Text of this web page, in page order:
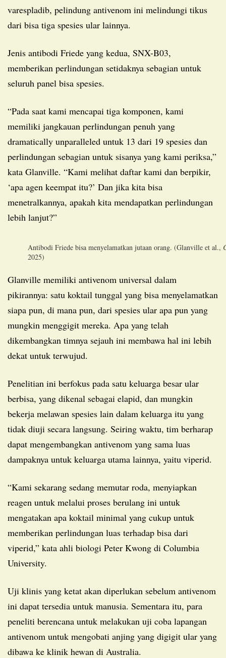
varespladib, pelindung antivenom ini melindungi tikus
dari bisa tiga spesies ular lainnya.
Jenis antibodi Friede yang kedua, SNX-B03,
memberikan perlindungan setidaknya sebagian untuk
seluruh panel bisa spesies.
“Pada saat kami mencapai tiga komponen, kami
memiliki jangkauan perlindungan penuh yang
dramatically unparalleled untuk 13 dari 19 spesies dan
perlindungan sebagian untuk sisanya yang kami periksa,”
kata Glanville. “Kami melihat daftar kami dan berpikir,
‘apa agen keempat itu?’ Dan jika kita bisa
menetralkannya, apakah kita mendapatkan perlindungan
lebih lanjut?”
Antibodi Friede bisa menyelamatkan jutaan orang. (Glanville et al.,
2025)
Glanville memiliki antivenom universal dalam
pikirannya: satu koktail tunggal yang bisa menyelamatkan
siapa pun, di mana pun, dari spesies ular apa pun yang
mungkin menggigit mereka. Apa yang telah
dikembangkan timnya sejauh ini membawa hal ini lebih
dekat untuk terwujud.
Penelitian ini berfokus pada satu keluarga besar ular
berbisa, yang dikenal sebagai elapid, dan mungkin
bekerja melawan spesies lain dalam keluarga itu yang
tidak diuji secara langsung. Seiring waktu, tim berharap
dapat mengembangkan antivenom yang sama luas
dampaknya untuk keluarga utama lainnya, yaitu viperid.
“Kami sekarang sedang memutar roda, menyiapkan
reagen untuk melalui proses berulang ini untuk
mengatakan apa koktail minimal yang cukup untuk
memberikan perlindungan luas terhadap bisa dari
viperid,” kata ahli biologi Peter Kwong di Columbia
University.
Uji klinis yang ketat akan diperlukan sebelum antivenom
ini dapat tersedia untuk manusia. Sementara itu, para
peneliti berencana untuk melakukan uji coba lapangan
antivenom untuk mengobati anjing yang digigit ular yang
dibawa ke klinik hewan di Australia.